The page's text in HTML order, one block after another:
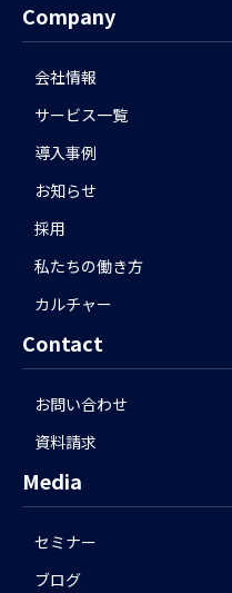
Company
会社情報
サービス一覧
導入事例
お知らせ
採用
私たちの働き方
カルチャー
Contact
お問い合わせ
資料請求
Media
セミナー
ブログ